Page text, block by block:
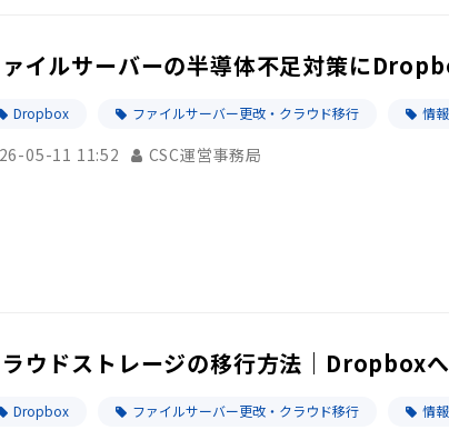
イルサーバーの半導体不足対策に
Dropbox ファイルサーバー更改・クラウド移行 情
05-11 11:52 CSC運営事務局
ウドストレージの移行方法｜Dropbox
Dropbox ファイルサーバー更改・クラウド移行 情